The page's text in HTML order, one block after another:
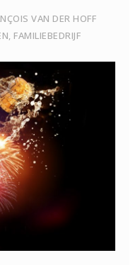
VAN DER HOFF
, FAMILIEBEDRIJF